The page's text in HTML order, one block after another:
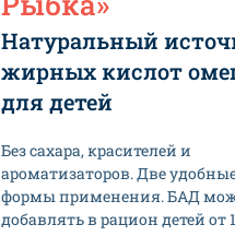
Натуральный
жирных кислот
для детей
Без сахара, красителей и
ароматизаторов. Две
формы применения. БАД
добавлять в рацион детей от